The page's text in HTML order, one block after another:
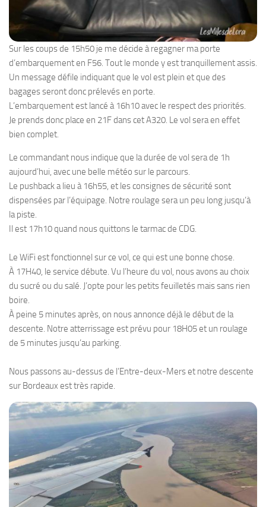
Sur les coups de 15h50 je me décide à regagner ma porte
d’embarquement en F56. Tout le monde y est tranquillement assis.
Un message défile indiquant que le vol est plein et que des
bagages seront donc prélevés en porte.
L’embarquement est lancé à 16h10 avec le respect des priorités.
Je prends donc place en 21F dans cet A320. Le vol sera en effet
bien complet.
Le commandant nous indique que la durée de vol sera de 1h
aujourd’hui, avec une belle météo sur le parcours.
Le pushback a lieu à 16h55, et les consignes de sécurité sont
dispensées par l’équipage. Notre roulage sera un peu long jusqu’à
la piste.
Il est 17h10 quand nous quittons le tarmac de CDG.
Le WiFi est fonctionnel sur ce vol, ce qui est une bonne chose.
À 17H40, le service débute. Vu l’heure du vol, nous avons au choix
du sucré ou du salé. J’opte pour les petits feuilletés mais sans rien
boire.
À peine 5 minutes après, on nous annonce déjà le début de la
descente. Notre atterrissage est prévu pour 18H05 et un roulage
de 5 minutes jusqu’au parking.
Nous passons au-dessus de l’Entre-deux-Mers et notre descente
sur Bordeaux est très rapide.